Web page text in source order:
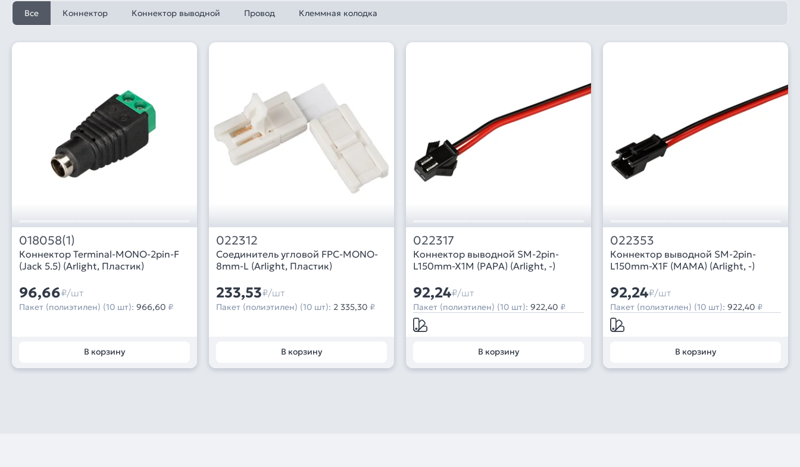
Все Коннектор Коннектор выводной Провод Клеммная колодка
018058(1)
Коннектор Terminal-MONO-2pin-F
(Jack 5.5) (Arlight, Пластик)
96,66₽/шт
Пакет (полиэтилен) (10 шт): 966,60 ₽
В корзину
022312
Соединитель угловой FPC-MONO-
8mm-L (Arlight, Пластик)
233,53₽/шт
Пакет (полиэтилен) (10 шт): 2 335,30 ₽
В корзину
022317
Коннектор выводной SM-2pin-
L150mm-X1M (PAPA) (Arlight, -)
92,24₽/шт
Пакет (полиэтилен) (10 шт): 922,40 ₽
В корзину
022353
Коннектор выводной SM-2pin-
L150mm-X1F (MAMA) (Arlight, -)
92,24₽/шт
Пакет (полиэтилен) (10 шт): 922,40 ₽
В корзину